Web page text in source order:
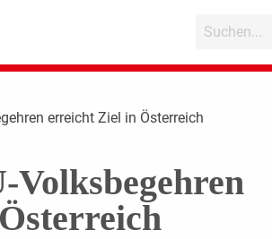
erreicht Ziel in Österreich